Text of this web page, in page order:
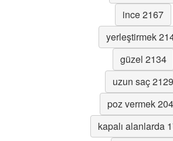
ince 2167
yerleştirmek
güzel 2134
uzun saç 2129
poz vermek
kapalı alanlarda